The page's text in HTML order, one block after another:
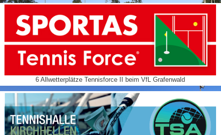
6 Allwetterplätze Tennisforce II beim VfL Grafenwald